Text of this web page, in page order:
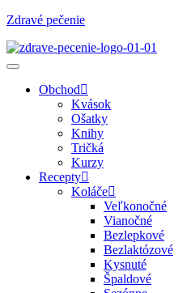
Zdravé pečenie
Obchod
Kvások
Ošatky
Knihy
Tričká
Kurzy
Recepty
Koláče
Veľkonočné
Vianočné
Bezlepkové
Bezlaktózové
Kysnuté
Špaldové